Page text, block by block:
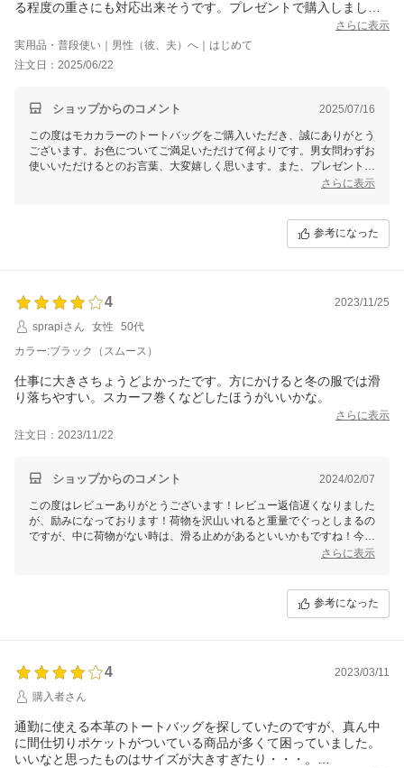
る程度の重さにも対応出来そうです。プレゼントで購入しまし
た。手持ちの靴のと同じ色でとても喜んでもらえました。さらに表示
実用品・普段使い｜男性（彼、夫）へ｜はじめて
注文日：2025/06/22
ショップからのコメント 2025/07/16
この度はモカカラーのトートバッグをご購入いただき、誠にありがとう
ございます。お色についてご満足いただけて何よりです。男女問わずお
使いいただけるとのお言葉、大変嬉しく思います。また、プレゼントと
しても喜んでいただけたとのことで、贈り物として選んでいただけたこ
さらに表示
参考になった
4
2023/11/25
sprapiさん
女性
50代
カラー:ブラック（スムース）
仕事に大きさちょうどよかったです。方にかけると冬の服では滑
り落ちやすい。スカーフ巻くなどしたほうがいいかな。
さらに表示
注文日：2023/11/22
ショップからのコメント 2024/02/07
この度はレビューありがとうございます！レビュー返信遅くなりました
が、励みになっております！荷物を沢山いれると重量でぐっとしまるの
ですが、中に荷物がない時は、滑る止めがあるといいかもですね！今後
さらに表示
参考になった
4
2023/03/11
購入者さん
通勤に使える本革のトートバッグを探していたのですが、真ん中
に間仕切りポケットがついている商品が多くて困っていました。
いいなと思ったものはサイズが大きすぎたり・・・。